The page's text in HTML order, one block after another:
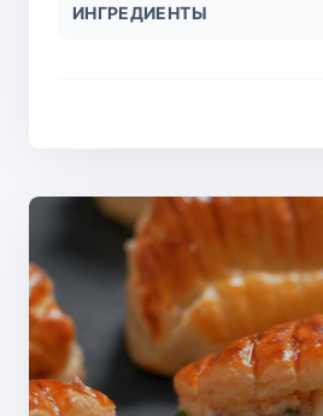
ИНГРЕДИЕНТЫ